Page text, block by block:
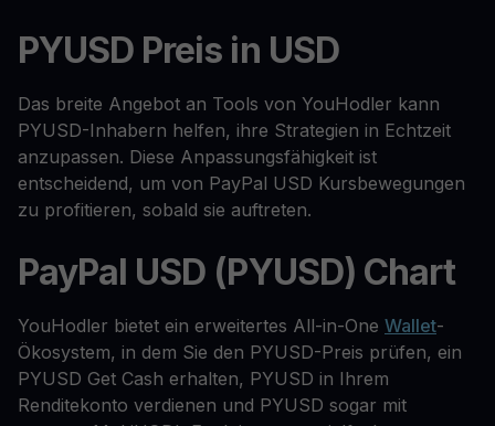
PYUSD Preis in USD
Das breite Angebot an Tools von YouHodler kann
PYUSD-Inhabern helfen, ihre Strategien in Echtzeit
anzupassen. Diese Anpassungsfähigkeit ist
entscheidend, um von PayPal USD Kursbewegungen
zu profitieren, sobald sie auftreten.
PayPal USD (PYUSD) Chart
YouHodler bietet ein erweitertes All-in-One Wallet-
Ökosystem, in dem Sie den PYUSD-Preis prüfen, ein
PYUSD Get Cash erhalten, PYUSD in Ihrem
Renditekonto verdienen und PYUSD sogar mit